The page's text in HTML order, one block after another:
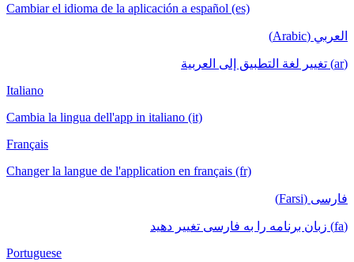
Cambiar el idioma de la aplicación a español (es)
العربي (Arabic)
(ar) تغيير لغة التطبيق إلى العربية
Italiano
Cambia la lingua dell'app in italiano (it)
Français
Changer la langue de l'application en français (fr)
فارسی (Farsi)
(fa) زبان برنامه را به فارسی تغییر دهید
Portuguese